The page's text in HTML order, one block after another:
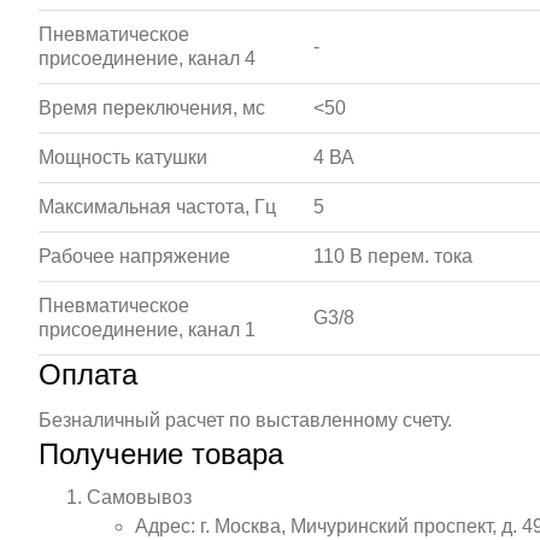
Пневматическое
присоединение, канал 4
-
Время переключения, мс <50
Мощность катушки 4 ВА
Максимальная частота, Гц 5
Рабочее напряжение 110 В перем. тока
Пневматическое
присоединение, канал 1
G3/8
Оплата
Безналичный расчет по выставленному счету.
Получение товара
Самовывоз
Адрес: г. Москва, Мичуринский проспект, д.